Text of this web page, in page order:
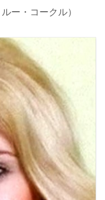
ー・コークル）